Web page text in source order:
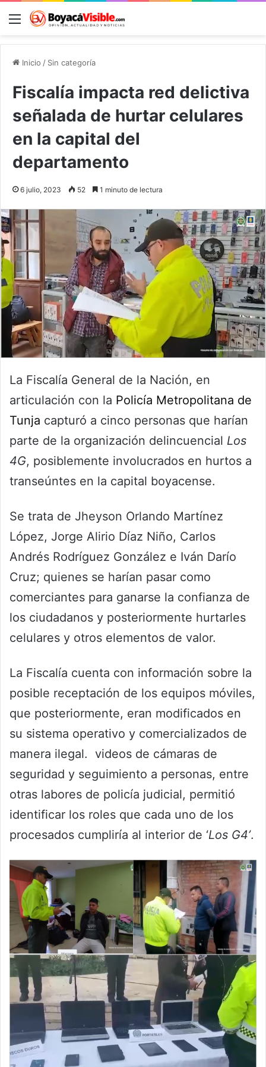
Menú
Inicio / Sin categoría
Fiscalía impacta red delictiva
señalada de hurtar celulares
en la capital del
departamento
6 julio, 2023 52 1 minuto de lectura
La Fiscalía General de la Nación, en
articulación con la Policía Metropolitana de
Tunja capturó a cinco personas que harían
parte de la organización delincuencial Los
4G, posiblemente involucrados en hurtos a
transeúntes en la capital boyacense.
Se trata de Jheyson Orlando Martínez
López, Jorge Alirio Díaz Niño, Carlos
Andrés Rodríguez González e Iván Darío
Cruz; quienes se harían pasar como
comerciantes para ganarse la confianza de
los ciudadanos y posteriormente hurtarles
celulares y otros elementos de valor.
La Fiscalía cuenta con información sobre la
posible receptación de los equipos móviles,
que posteriormente, eran modificados en
su sistema operativo y comercializados de
manera ilegal. videos de cámaras de
seguridad y seguimiento a personas, entre
otras labores de policía judicial, permitió
identificar los roles que cada uno de los
procesados cumpliría al interior de ‘Los G4’.